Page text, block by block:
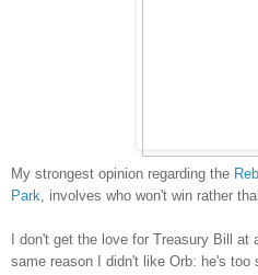
My strongest opinion regarding the
Park , involves who won't win rather
I don't get the love for Treasury Bill
same reason I didn't like Orb: he's too